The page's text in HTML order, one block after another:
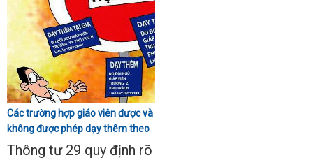
Các trường hợp giáo viên được và
không được phép dạy thêm theo
Thông tư 29
Thông tư 29 quy định rõ